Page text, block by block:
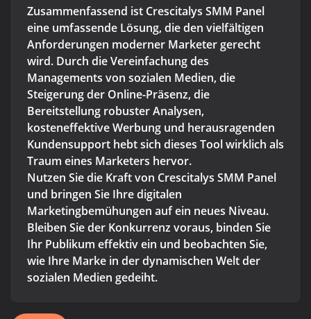
Zusammenfassend ist Crescitalys SMM Panel
eine umfassende Lösung, die den vielfältigen
Anforderungen moderner Marketer gerecht
wird. Durch die Vereinfachung des
Managements von sozialen Medien, die
Steigerung der Online-Präsenz, die
Bereitstellung robuster Analysen,
kosteneffektive Werbung und herausragenden
Kundensupport hebt sich dieses Tool wirklich als
Traum eines Marketers hervor.
Nutzen Sie die Kraft von Crescitalys SMM Panel
und bringen Sie Ihre digitalen
Marketingbemühungen auf ein neues Niveau.
Bleiben Sie der Konkurrenz voraus, binden Sie
Ihr Publikum effektiv ein und beobachten Sie,
wie Ihre Marke in der dynamischen Welt der
sozialen Medien gedeiht.